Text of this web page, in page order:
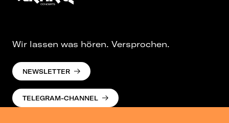
Wir lassen was hören. Versprochen.
NEWSLETTER
TELEGRAM-CHANNEL